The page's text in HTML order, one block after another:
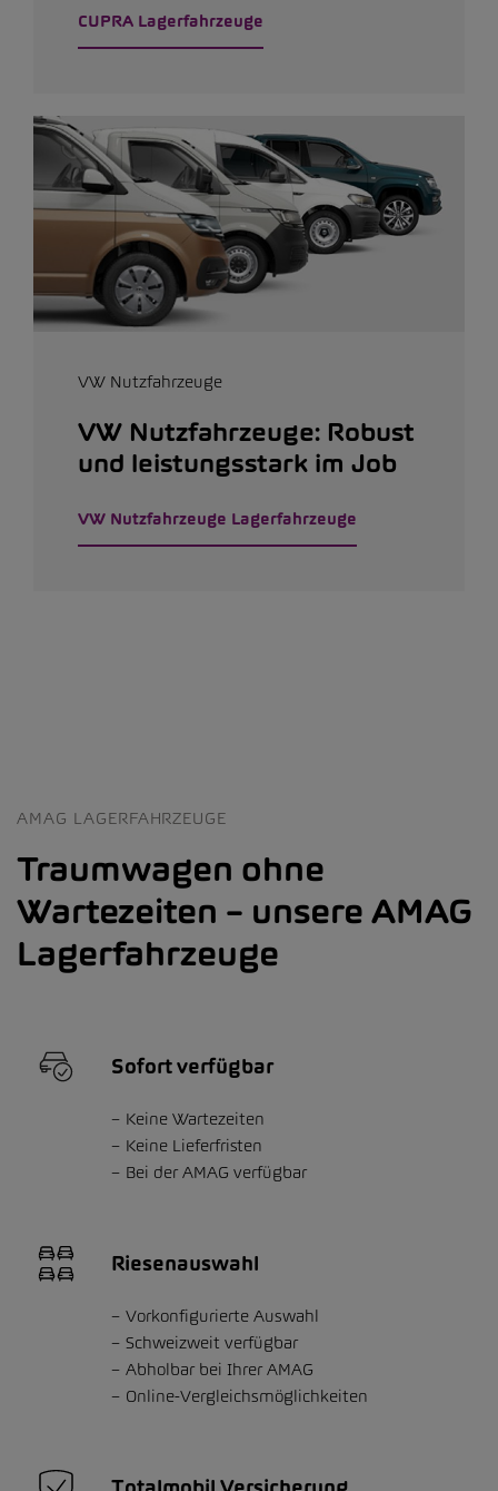
CUPRA Lagerfahrzeuge
VW Nutzfahrzeuge
VW Nutzfahrzeuge: Robust
und leistungsstark im Job
VW Nutzfahrzeuge Lagerfahrzeuge
AMAG LAGERFAHRZEUGE
Traumwagen ohne
Wartezeiten – unsere AMAG
Lagerfahrzeuge
Sofort verfügbar
Keine Wartezeiten
Keine Lieferfristen
Bei der AMAG verfügbar
Riesenauswahl
Vorkonfigurierte Auswahl
Schweizweit verfügbar
Abholbar bei Ihrer AMAG
Online-Vergleichsmöglichkeiten